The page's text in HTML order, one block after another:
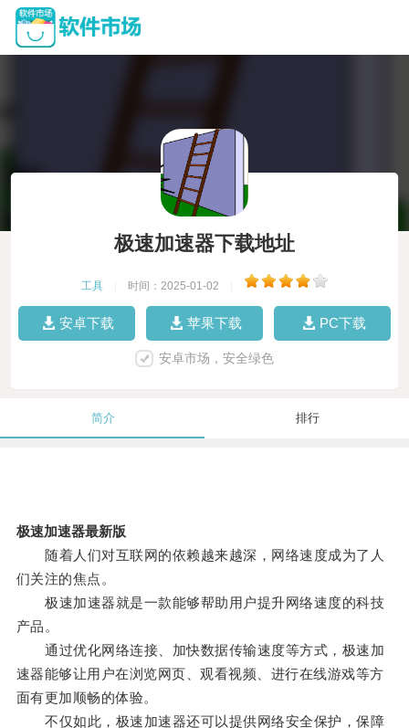
极速加速器下载地址
工具 时间：2025-01-02
安卓下载 苹果下载 PC下载
安卓市场，安全绿色
简介 排行
极速加速器最新版
随着人们对互联网的依赖越来越深，网络速度成为了人
们关注的焦点。
极速加速器就是一款能够帮助用户提升网络速度的科技
产品。
通过优化网络连接、加快数据传输速度等方式，极速加
速器能够让用户在浏览网页、观看视频、进行在线游戏等方
面有更加顺畅的体验。
不仅如此，极速加速器还可以提供网络安全保护，保障